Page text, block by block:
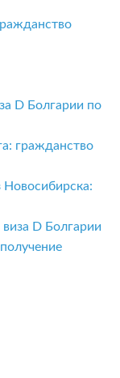
D Болгарии по
гражданство
Новосибирска:
D Болгарии